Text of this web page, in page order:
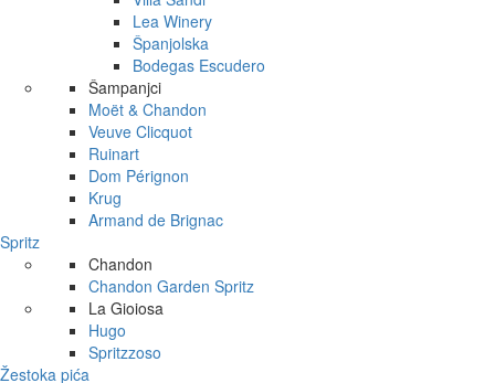
Lea Winery
Španjolska
Bodegas Escudero
Šampanjci
Moët & Chandon
Veuve Clicquot
Ruinart
Dom Pérignon
Krug
Armand de Brignac
Spritz
Chandon
Chandon Garden Spritz
La Gioiosa
Hugo
Spritzzoso
Žestoka pića